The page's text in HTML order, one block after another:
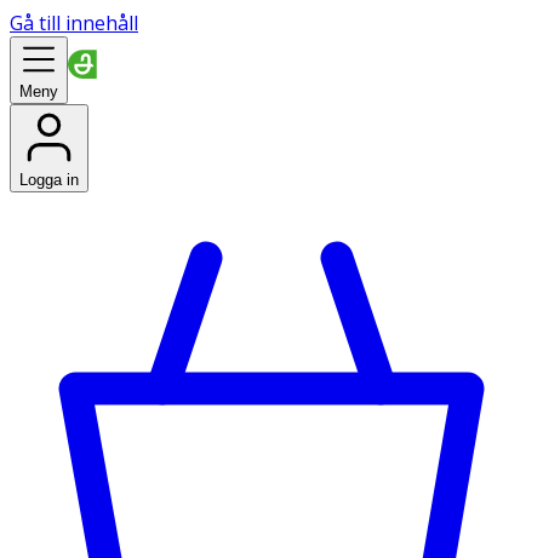
Gå till innehåll
Meny
Logga in